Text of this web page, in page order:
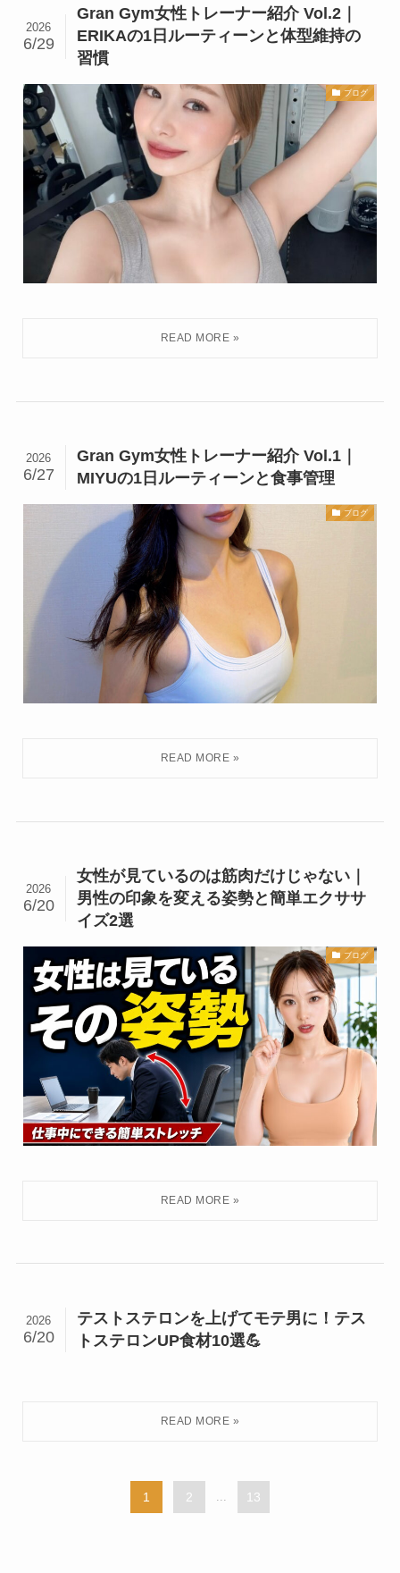
Gran Gym女性トレーナー紹介 Vol.2｜
ERIKAの1日ルーティーンと体型維持の
習慣
2026
6/29
ブログ
Gran Gym女性トレーナー紹介 Vol.1｜
MIYUの1日ルーティーンと食事管理
2026
6/27
ブログ
女性が見ているのは筋肉だけじゃない｜
男性の印象を変える姿勢と簡単エクササ
イズ2選
2026
6/20
ブログ
テストステロンを上げてモテ男に！テス
トステロンUP食材10選💪
2026
6/20
1 2 ... 13